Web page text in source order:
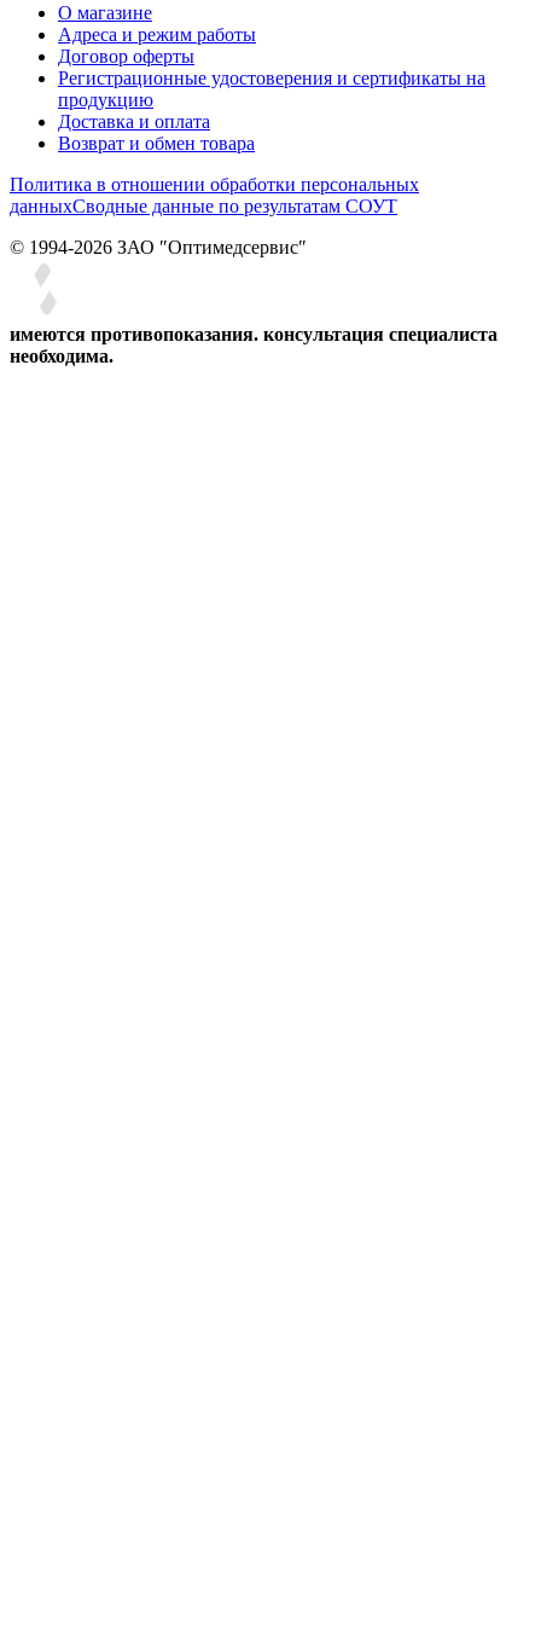
О магазине
Адреса и режим работы
Договор оферты
Регистрационные удостоверения и сертификаты на
продукцию
Доставка и оплата
Возврат и обмен товара
Политика в отношении обработки персональных
данныхСводные данные по результатам СОУТ
© 1994-2026 ЗАО ″Оптимедсервис″
имеются противопоказания. консультация специалиста
необходима.